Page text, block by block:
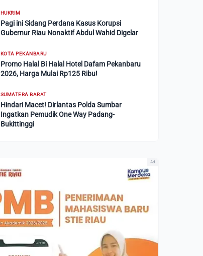
HUKRIM
Pagi ini Sidang Perdana Kasus Korupsi
Gubernur Riau Nonaktif Abdul Wahid Digelar
KOTA PEKANBARU
Promo Halal Bi Halal Hotel Dafam Pekanbaru
2026, Harga Mulai Rp125 Ribu!
SUMATERA BARAT
Hindari Macet! Dirlantas Polda Sumbar
Ingatkan Pemudik One Way Padang-
Bukittinggi
Ad